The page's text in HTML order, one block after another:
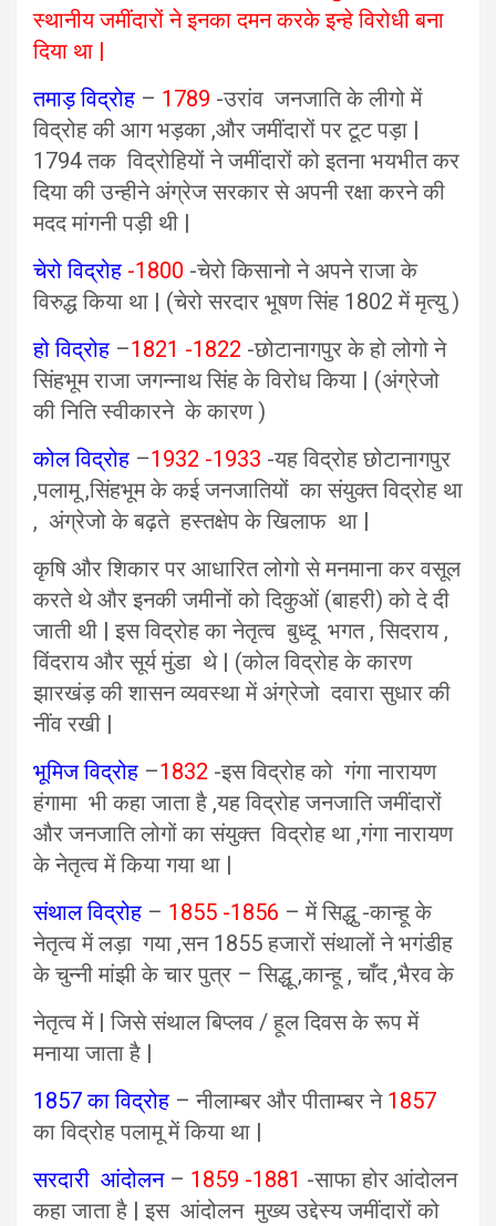
स्थानीय जमींदारों ने इनका दमन करके इन्हे विरोधी बना
दिया था |
तमाड़ विद्रोह – 1789 -उरांव जनजाति के लीगो में
विद्रोह की आग भड़का ,और जमींदारों पर टूट पड़ा |
1794 तक विद्रोहियों ने जमींदारों को इतना भयभीत कर
दिया की उन्हीने अंग्रेज सरकार से अपनी रक्षा करने की
मदद मांगनी पड़ी थी |
चेरो विद्रोह -1800 -चेरो किसानो ने अपने राजा के
विरुद्ध किया था | (चेरो सरदार भूषण सिंह 1802 में मृत्यु )
हो विद्रोह –1821 -1822 -छोटानागपुर के हो लोगो ने
सिंहभूम राजा जगन्नाथ सिंह के विरोध किया | (अंग्रेजो
की निति स्वीकारने के कारण )
कोल विद्रोह –1932 -1933 -यह विद्रोह छोटानागपुर
,पलामू ,सिंहभूम के कई जनजातियों का संयुक्त विद्रोह था
, अंग्रेजो के बढ़ते हस्तक्षेप के खिलाफ था |
कृषि और शिकार पर आधारित लोगो से मनमाना कर वसूल
करते थे और इनकी जमीनों को दिकुओं (बाहरी) को दे दी
जाती थी | इस विद्रोह का नेतृत्व बुध्दू भगत , सिदराय ,
विंदराय और सूर्य मुंडा थे | (कोल विद्रोह के कारण
झारखंड़ की शासन व्यवस्था में अंग्रेजो दवारा सुधार की
नींव रखी |
भूमिज विद्रोह –1832 -इस विद्रोह को गंगा नारायण
हंगामा भी कहा जाता है ,यह विद्रोह जनजाति जमींदारों
और जनजाति लोगों का संयुक्त विद्रोह था ,गंगा नारायण
के नेतृत्व में किया गया था |
संथाल विद्रोह – 1855 -1856 – में सिद्धु -कान्हू के
नेतृत्व में लड़ा गया ,सन 1855 हजारों संथालों ने भगंडीह
के चुन्नी मांझी के चार पुत्र – सिद्धू ,कान्हू , चाँद ,भैरव के
नेतृत्व में | जिसे संथाल बिप्लव / हूल दिवस के रूप में
मनाया जाता है |
1857 का विद्रोह – नीलाम्बर और पीताम्बर ने 1857
का विद्रोह पलामू में किया था |
सरदारी आंदोलन– 1859 -1881 -साफा होर आंदोलन
कहा जाता है | इस आंदोलन मुख्य उद्देस्य जमींदारों को